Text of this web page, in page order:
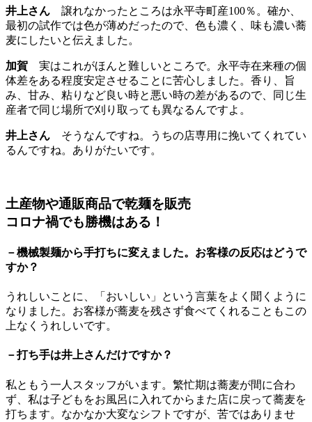
井上さん 譲れなかったところは永平寺町産100％。確か、
最初の試作では色が薄めだったので、色も濃く、味も濃い蕎
麦にしたいと伝えました。
加賀 実はこれがほんと難しいところで。永平寺在来種の個
体差をある程度安定させることに苦心しました。香り、旨
み、甘み、粘りなど良い時と悪い時の差があるので、同じ生
産者で同じ場所で刈り取っても異なるんですよ。
井上さん そうなんですね。うちの店専用に挽いてくれてい
るんですね。ありがたいです。
土産物や通販商品で乾麺を販売
コロナ禍でも勝機はある！
－機械製麺から手打ちに変えました。お客様の反応はどうで
すか？
うれしいことに、「おいしい」という言葉をよく聞くように
なりました。お客様が蕎麦を残さず食べてくれることもこの
上なくうれしいです。
－打ち手は井上さんだけですか？
私ともう一人スタッフがいます。繁忙期は蕎麦が間に合わ
ず、私は子どもをお風呂に入れてからまた店に戻って蕎麦を
打ちます。なかなか大変なシフトですが、苦ではありませ